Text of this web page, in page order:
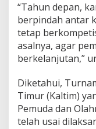
“Tahun depan,
berpindah antar
tetap
asalnya, agar
berkelanjutan,”
Diketahui,
Timur (Kaltim)
Pemuda dan
telah usai